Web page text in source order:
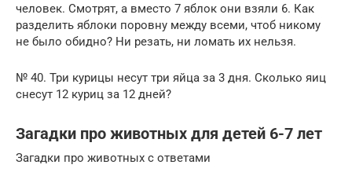
человек. Смотрят, а вместо 7 яблок они взяли 6. Как
разделить яблоки поровну между всеми, чтоб никому
не было обидно? Ни резать, ни ломать их нельзя.
№ 40. Три курицы несут три яйца за 3 дня. Сколько яиц
снесут 12 куриц за 12 дней?
Загадки про животных для детей 6-7 лет
Загадки про животных с ответами